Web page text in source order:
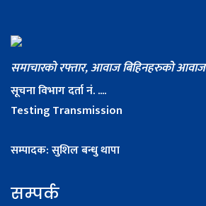
समाचारको रफ्तार, आवाज बिहिनहरुको आवाज
सूचना विभाग दर्ता नं. ....
Testing Transmission
सम्पादक: सुशिल बन्धु थापा
सम्पर्क